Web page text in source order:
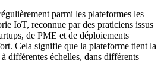
parmi les plateformes les
IoT, reconnue par des praticiens issus
de PME et de déploiements
Cela signifie que la plateforme tient la
différentes échelles, dans différents